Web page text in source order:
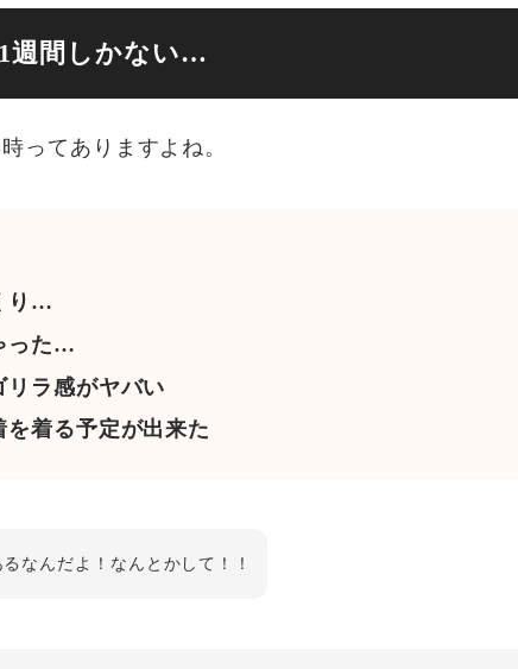
週間しかない…
ってありますよね。
り…
った…
リラ感がヤバい
着る予定が出来た
なんだよ！なんとかして！！